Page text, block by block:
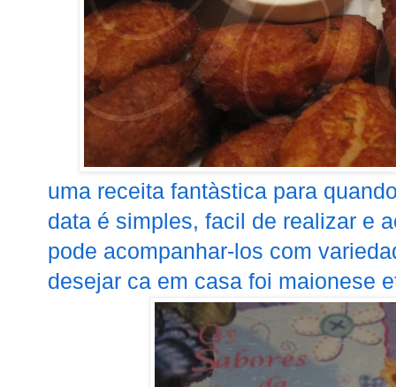
uma receita fantàstica para
data é simples, facil de realizar e
pode acompanhar-los com
desejar ca em casa foi maionese